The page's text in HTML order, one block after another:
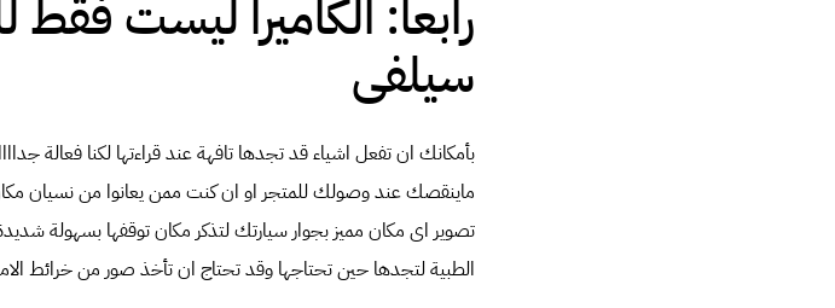
رابعا: الكاميرا ليست
سيلفى
بأمكانك ان تفعل اشياء قد تجدها تافهة عند قراءتها لكنا فعالة
ماينقصك عند وصولك للمتجر او ان كنت ممن يعانوا من نسيان مكان
تصوير اى مكان مميز بجوار سيارتك لتذكر مكان توقفها بسهولة
الطبية لتجدها حين تحتاجها وقد تحتاج ان تأخذ صور من خرائط